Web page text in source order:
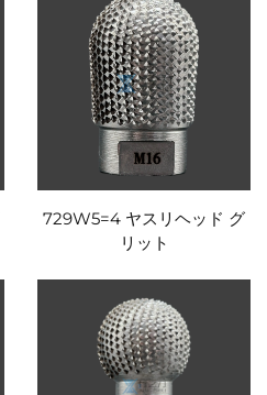
729W5=4 ヤスリヘッド グ
リット